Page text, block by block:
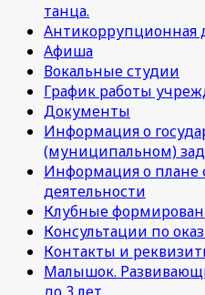
танца.
Антикоррупционная
Афиша
Вокальные студии
График работы
Документы
Информация о
(муниципальном)
Информация о плане
деятельности
Клубные
Консультации по
Контакты и
Малышок.